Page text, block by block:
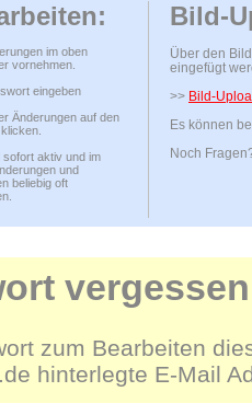
im oben
vornehmen.
eingeben
Änderungen auf den
sofort aktiv und im
und
beliebig oft
Bild-
Über den
eingefügt
>> Bild-
Es können
Noch
zum Bearbeiten
hinterlegte E-Mail